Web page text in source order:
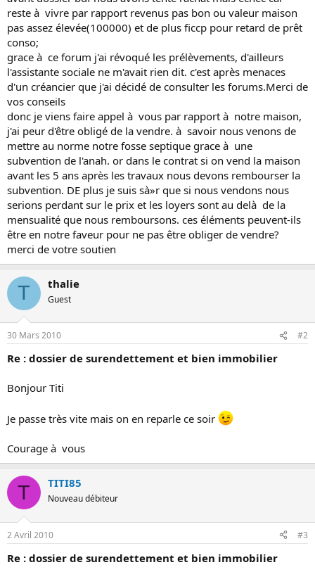
reste à vivre par rapport revenus pas bon ou valeur maison
pas assez élevée(100000) et de plus ficcp pour retard de prêt
conso;
grace à ce forum j'ai révoqué les prélèvements, d'ailleurs
l'assistante sociale ne m'avait rien dit. c'est après menaces
d'un créancier que j'ai décidé de consulter les forums.Merci de
vos conseils
donc je viens faire appel à vous par rapport à notre maison,
j'ai peur d'être obligé de la vendre. à savoir nous venons de
mettre au norme notre fosse septique grace à une
subvention de l'anah. or dans le contrat si on vend la maison
avant les 5 ans après les travaux nous devons rembourser la
subvention. DE plus je suis sà»r que si nous vendons nous
serions perdant sur le prix et les loyers sont au delà de la
mensualité que nous remboursons. ces éléments peuvent-ils
être en notre faveur pour ne pas être obliger de vendre?
merci de votre soutien
T thalie
Guest
30 Mars 2010 #2
Re : dossier de surendettement et bien immobilier
Bonjour Titi
Je passe très vite mais on en reparle ce soir
Courage à vous
T TITI85
Nouveau débiteur
2 Avril 2010 #3
Re : dossier de surendettement et bien immobilier